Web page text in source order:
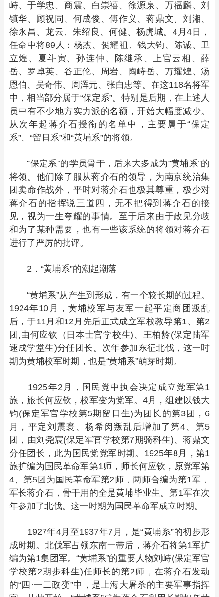
峙、于学忠、商震、白崇禧、徐源泉、万福麟、刘
镇华、顾祝同、何成俊、傅作义、蒋鼎文、刘湘、
徐永昌、龙云、朱绍良、何健、杨虎城。4月4日，
任命中将89人：杨杰、贺耀祖、钱大钧、陈诚、卫
立煌、夏斗寅、孙连仲、陈继承、上官云相、薛
岳、罗卓英、谷正伦、周岩、陶峙岳、万耀煌、汤
恩伯、吴奇伟、周浑元、张自忠等。在这118名将军
中，相当部分属于“保定系”。特别是后期，在上述人
员中有不少地方实力派的名额，开始大幅度减少。
从次年起蒋介石授衔的名单中，主要属于“保定
系”、“留日系”和“黄埔系”的将领。
“保定系”的学员骨干，后来大多成为“黄埔系”的
将领。他们除了服从蒋介石的领导，为南京统治集
团卖命作战外，平时对蒋介石也极其尊重，极少对
蒋介石的指挥说三道四，无不把得到蒋介石的接
见，视为一生夸耀的事情。至于后来由于政见分歧
和为了某种需要，也有一些该系统的将领对蒋介石
进行了严厉的批评。
2．“黄埔系”的潮起潮落
“黄埔系”从产生到形成，有一个较长期的过程。
1924年10月，黄埔校军与友军一起平定商团叛乱
后，于11月和12月先后正式成立军校教导第1、第2
团,由何应钦（日本士官学校生)、王柏龄(保定陆军
速成学堂生)分任团长。次年参加东征北伐，这一时
期为黄埔校军时期，也是“黄埔系”萌芽时期。
1925年2月，国民党中执会决定成立党军第1
旅，旅长何应钦，校军变为党军。4月，组建以钱大
钧(保定军官学校第5期留日生)为团长的第3团，6
月，平定刘震寰、杨希闵叛乱后增加了第4、第5
团，由刘尧宸(保定军官学校第7期骑科生)、蒋鼎文
分任团长，此为国民党党军时期。1925年8月，第1
旅扩编为国民革命军第1师，师长何应钦，原党军第
4、第5团为国民革命军第2师，两师合编为第1军，
军长蒋介石，骨干用的全是黄埔毕业生。第1军在次
年参加了北伐。这一时期为国民革命军成立时期。
1927年4月至1937年7月，是“黄埔系”的初步形
成时期。北伐军占领东南一带后，蒋介石将第1军扩
编为第1集团军。“黄埔系”的重要人物刘峙(保定军官
学校第2期步科生)任师长的第2师，在蒋介石发动
的“四·一二政变”中，是上海大屠杀的主要军事指挥